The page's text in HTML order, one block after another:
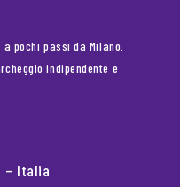
a pochi passi da Milano.
indipendente e
– Italia